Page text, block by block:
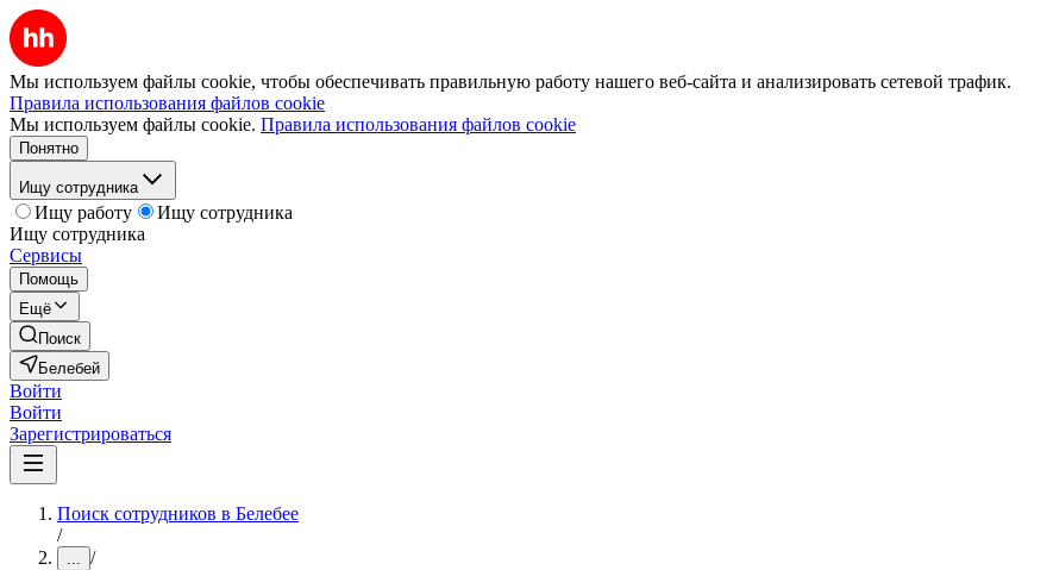
Мы используем файлы cookie, чтобы обеспечивать правильную работу нашего веб-сайта и анализировать сетевой трафик.
Правила использования файлов cookie
Мы используем файлы cookie. Правила использования файлов cookie
Понятно
Ищу сотрудника
Ищу работу
Ищу сотрудника
Ищу сотрудника
Сервисы
Помощь
Ещё
Поиск
Белебей
Войти
Войти
Зарегистрироваться
Поиск сотрудников в Белебее
/
... /